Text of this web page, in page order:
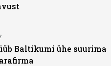
Baltikumi ühe suurima